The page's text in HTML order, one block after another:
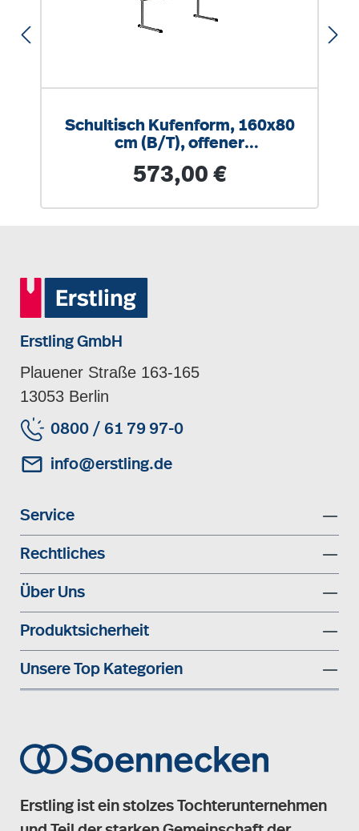
Schultisch Kufenform, 160x80
cm (B/T), offener
Ovalrohr
Regulärer Preis:
573,00 €
Erstling GmbH
Plauener Straße 163-165
13053 Berlin
0800 / 61 79 97-0
info@erstling.de
Service
Rechtliches
Über Uns
Produktsicherheit
Unsere Top Kategorien
Erstling ist ein stolzes Tochterunternehmen